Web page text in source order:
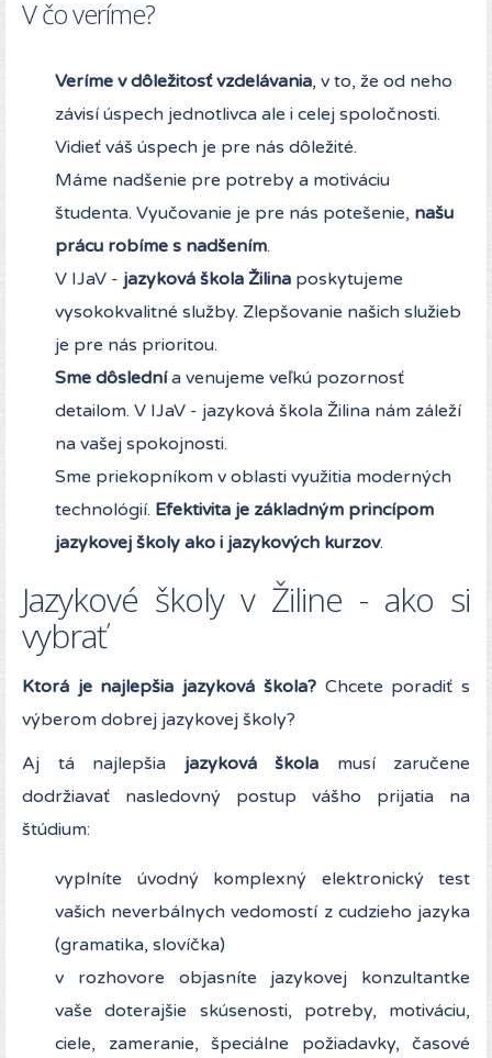
V čo veríme?
Veríme v dôležitosť vzdelávania, v to, že od neho
závisí úspech jednotlivca ale i celej spoločnosti.
Vidieť váš úspech je pre nás dôležité.
Máme nadšenie pre potreby a motiváciu
študenta. Vyučovanie je pre nás potešenie, našu
prácu robíme s nadšením.
V IJaV - jazyková škola Žilina poskytujeme
vysokokvalitné služby. Zlepšovanie našich služieb
je pre nás prioritou.
Sme dôslednía venujeme veľkú pozornosť
detailom. V IJaV - jazyková škola Žilina nám záleží
na vašej spokojnosti.
Sme priekopníkom v oblasti využitia moderných
technológií. Efektivita je základným princípom
jazykovej školy ako i jazykových kurzov.
Jazykové školy v Žiline - ako si
vybrať
Ktorá je najlepšia jazyková škola?Chcete poradiť s
výberom dobrej jazykovej školy?
Aj tá najlepšia jazyková škola musí zaručene
dodržiavať nasledovný postup vášho prijatia na
štúdium:
vyplníte úvodný komplexný elektronický test
vašich neverbálnych vedomostí z cudzieho jazyka
(gramatika, slovíčka)
v rozhovore objasníte jazykovej konzultantke
vaše doterajšie skúsenosti, potreby, motiváciu,
ciele, zameranie, špeciálne požiadavky, časové